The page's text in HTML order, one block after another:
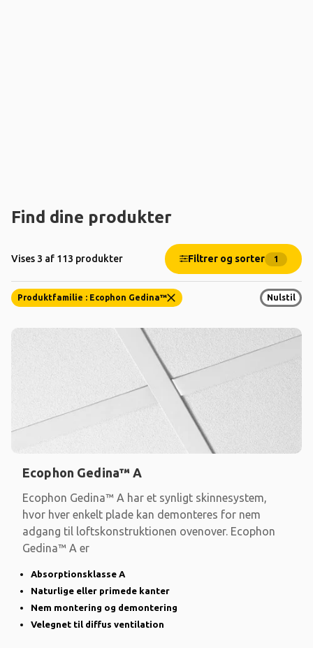
Find dine produkter
Vises 3 af 113 produkter Filtrer og sorter 1
Produktfamilie : Ecophon Gedina™ Nulstil
Ecophon Gedina™ A
Ecophon Gedina™ A har et synligt skinnesystem,
hvor hver enkelt plade kan demonteres for nem
adgang til loftskonstruktionen ovenover. Ecophon
Gedina™ A er
Absorptionsklasse A
Naturlige eller primede kanter
Nem montering og demontering
Velegnet til diffus ventilation